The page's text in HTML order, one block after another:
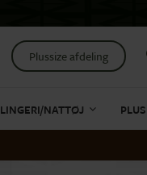
Plussize afdeling
LINGERI/NATTØJ